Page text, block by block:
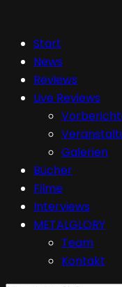
Start
News
Reviews
Live Reviews
Galerien
Bücher
Filme
Interviews
METALGLORY
Team
Kontakt